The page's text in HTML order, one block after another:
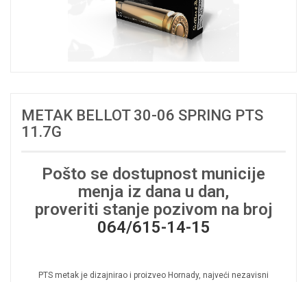
METAK BELLOT 30-06 SPRING PTS
11.7G
Pošto se dostupnost municije
menja iz dana u dan,
proveriti stanje pozivom na broj
064/615-14-15
PTS metak je dizajnirao i proizveo Hornady, najveći nezavisni